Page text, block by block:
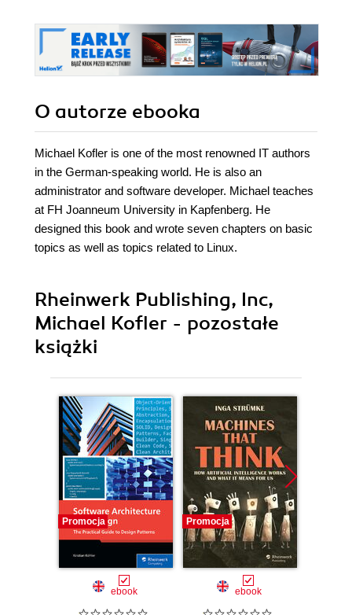
Wydanie II
O autorze ebooka
Michael Kofler is one of the most renowned IT authors
in the German-speaking world. He is also an
administrator and software developer. Michael teaches
at FH Joanneum University in Kapfenberg. He
designed this book and wrote seven chapters on basic
topics as well as topics related to Linux.
Rheinwerk Publishing, Inc,
Michael Kofler - pozostałe
książki
Promocja
ebook
Promocja
ebook